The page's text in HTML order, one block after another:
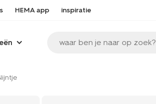
HEMA app inspiratie
waar ben je naar op zoek?